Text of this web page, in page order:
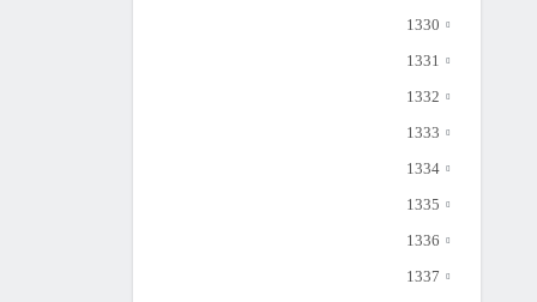
1330
1331
1332
1333
1334
1335
1336
1337